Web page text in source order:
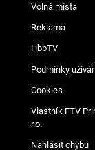
Volná místa
Reklama
HbbTV
Podmínky
Cookies
Vlastník FTV
r.o.
Nahlásit chybu